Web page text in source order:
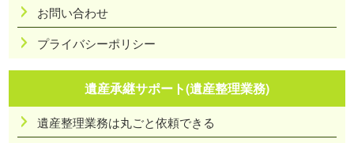
お問い合わせ
プライバシーポリシー
遺産承継サポート(遺産整理業務)
遺産整理業務は丸ごと依頼できる